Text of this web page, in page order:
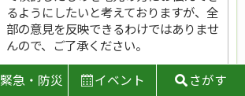
るようにしたいと考えておりますが、全
部の意見を反映できるわけではありませ
んので、ご了承ください。
緊急・防災 イベント さがす